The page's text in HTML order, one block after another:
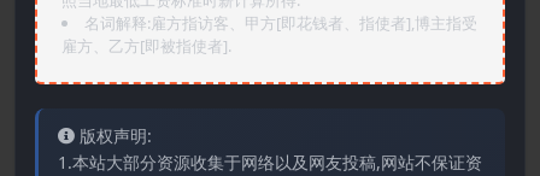
名词解释:雇方指访客、甲方[即花钱者、指使者],博主指受
雇方、乙方[即被指使者].
版权声明:
1.本站大部分资源收集于网络以及网友投稿,网站不保证资